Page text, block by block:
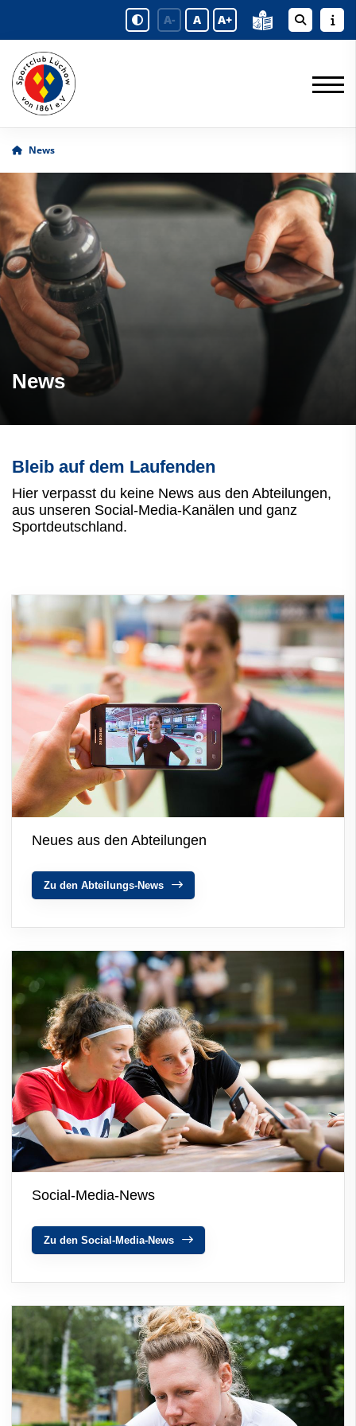
A- A A+
News
News
Bleib auf dem Laufenden
Hier verpasst du keine News aus den Abteilungen,
aus unseren Social-Media-Kanälen und ganz
Sportdeutschland.
Neues aus den Abteilungen
Zu den Abteilungs-News
Social-Media-News
Zu den Social-Media-News